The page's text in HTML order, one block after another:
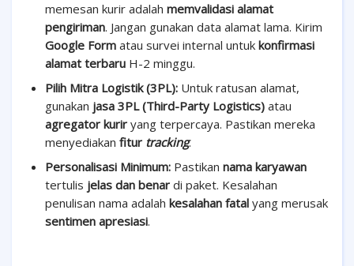
memesan kurir adalah memvalidasi alamat
pengiriman. Jangan gunakan data alamat lama. Kirim
Google Form atau survei internal untuk konfirmasi
alamat terbaru H-2 minggu.
Pilih Mitra Logistik (3PL): Untuk ratusan alamat,
gunakan jasa 3PL (Third-Party Logistics) atau
agregator kurir yang terpercaya. Pastikan mereka
menyediakan fitur tracking.
Personalisasi Minimum: Pastikan nama karyawan
tertulis jelas dan benar di paket. Kesalahan
penulisan nama adalah kesalahan fatal yang merusak
sentimen apresiasi.